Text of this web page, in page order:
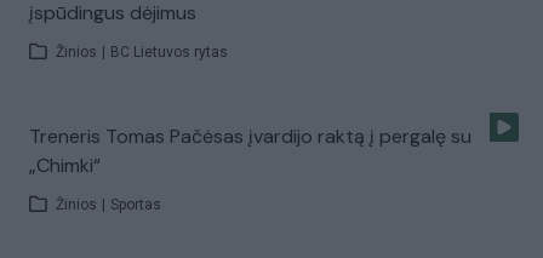
įspūdingus dėjimus
Žinios BC Lietuvos rytas
Treneris Tomas Pačėsas įvardijo raktą į pergalę su
„Chimki“
Žinios Sportas